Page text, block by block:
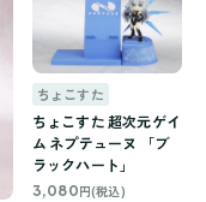
ちょこすた
ちょこすた 超次元ゲイ
ム ネプテューヌ 「ブ
ラックハート」
3,080 円(税込)